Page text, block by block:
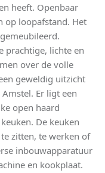
heeft. Openbaar
op loopafstand. Het
prachtige, lichte en
over de volle
geweldig uitzicht
Er ligt een
open haard
De keuken
zitten, te werken of
inbouwapparatuur
en kookplaat.